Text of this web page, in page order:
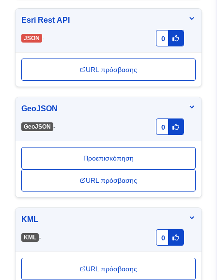
Esri Rest API
JSON - 0
URL πρόσβασης
GeoJSON
GeoJSON - 0
Προεπισκόπηση
URL πρόσβασης
KML
KML - 0
URL πρόσβασης